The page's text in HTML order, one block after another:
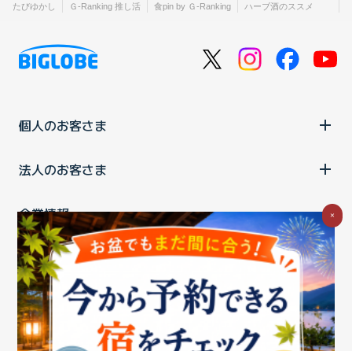
たびゆかし
Ｇ-Ranking 推し活 食pin by Ｇ-Ranking ハーブ酒のススメ
個人のお客さま
法人のお客さま
企業情報
ご利用中の方
お問い合わせ消費税の表示 ウェブアクセシビリティの取り組み
個人情報保護ポリシープライバシーポータル
Cookieポリシー
特定商取引法に基づく表記情報セキュリティ基本方針
×